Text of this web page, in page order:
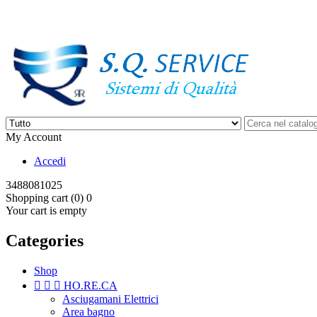
My Account
Accedi
3488081025
Shopping cart (0) 0
Your cart is empty
Categories
Shop
   HO.RE.CA
Asciugamani Elettrici
Area bagno